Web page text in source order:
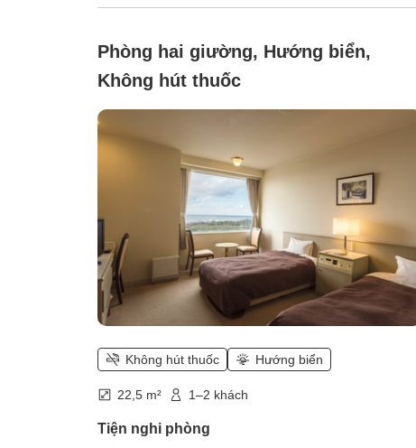
Phòng hai giường, Hướng biển,
Không hút thuốc
Không hút thuốc Hướng biển
22,5 m² 1–2 khách
Tiện nghi phòng